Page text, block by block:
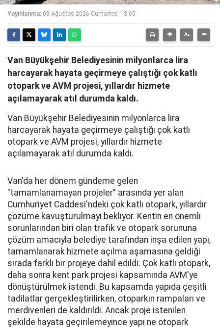
Yayınlanma: 08 Ağustos 2026 Cumartesi 13:05
Van Büyükşehir Belediyesinin milyonlarca lira
harcayarak hayata geçirmeye çalıştığı çok katlı
otopark ve AVM projesi, yıllardır hizmete
açılamayarak atıl durumda kaldı.
Van Büyükşehir Belediyesinin milyonlarca lira
harcayarak hayata geçirmeye çalıştığı çok katlı
otopark ve AVM projesi, yıllardır hizmete
açılamayarak atıl durumda kaldı.
Van'da her dönem gündeme gelen
"tamamlanamayan projeler" arasında yer alan
Cumhuriyet Caddesi'ndeki çok katlı otopark, yıllardır
çözüme kavuşturulmayı bekliyor. Kentin en önemli
sorunlarından biri olan trafik ve otopark sorununa
çözüm amacıyla belediye tarafından inşa edilen yapı,
tamamlanarak hizmete açılma aşamasına geldiği
sırada farklı bir projeye dahil edildi. Çok katlı otopark,
daha sonra kent park projesi kapsamında AVM'ye
dönüştürülmek istendi. Bu kapsamda yapıda çeşitli
tadilatlar gerçekleştirilirken, otoparkın rampaları ve
merdivenleri de kaldırıldı. Ancak proje istenilen
şekilde hayata geçirilemeyince yapı ne otopark